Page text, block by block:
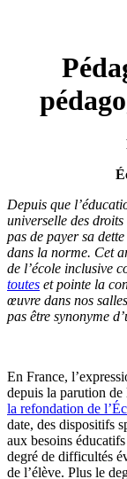
Depuis que
universelle des
pas de payer sa
dans la norme. Cet
de l’école inclusive
toutes et pointe la
œuvre dans nos
pas être synonyme
En France,
depuis la parution de
la refondation de
date, des dispositifs
aux besoins
degré de difficultés
de l’élève. Plus le